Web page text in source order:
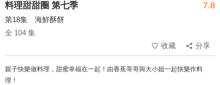
料理甜甜圈 第七季 7.8
第18集 海鮮酥餅
全 104 集
收藏
分享
親子快樂做料理，甜蜜幸福在一起！由香蕉哥哥與大小姐一起快樂作料
理！